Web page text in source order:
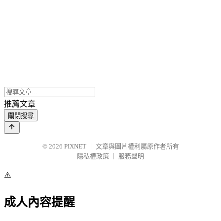
推薦文章
關閉搜尋
© 2026 PIXNET
文章與圖片權利屬原作者所有
隱私權政策
服務聲明
⚠️
成人內容提醒